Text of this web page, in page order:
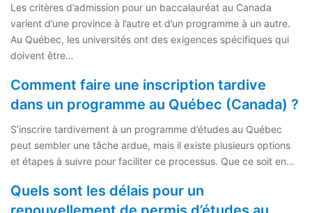
Les critères d’admission pour un baccalauréat au Canada
varient d’une province à l’autre et d’un programme à un autre.
Au Québec, les universités ont des exigences spécifiques qui
doivent être…
Comment faire une inscription tardive
dans un programme au Québec (Canada) ?
S’inscrire tardivement à un programme d’études au Québec
peut sembler une tâche ardue, mais il existe plusieurs options
et étapes à suivre pour faciliter ce processus. Que ce soit en…
Quels sont les délais pour un